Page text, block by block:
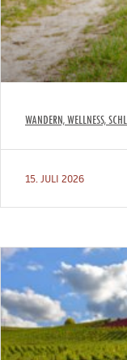
WANDERN, WELLNESS,
15. JULI 2026